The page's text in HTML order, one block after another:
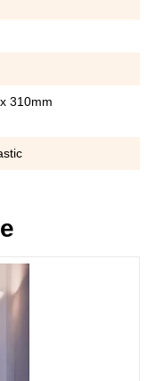
310mm